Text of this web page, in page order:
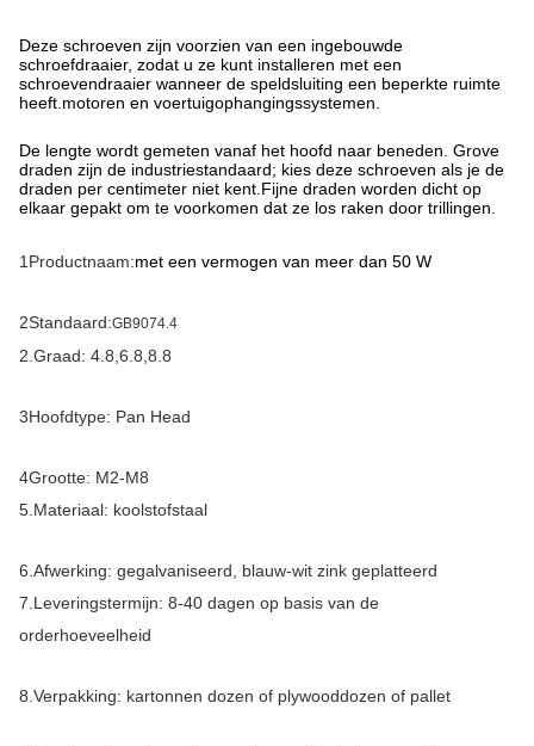
Deze schroeven zijn voorzien van een ingebouwde
schroefdraaier, zodat u ze kunt installeren met een
schroevendraaier wanneer de speldsluiting een beperkte ruimte
heeft.motoren en voertuigophangingssystemen.
De lengte wordt gemeten vanaf het hoofd naar beneden. Grove
draden zijn de industriestandaard; kies deze schroeven als je de
draden per centimeter niet kent.Fijne draden worden dicht op
elkaar gepakt om te voorkomen dat ze los raken door trillingen.
1Productnaam:met een vermogen van meer dan 50 W
2Standaard:GB9074.4
2. Graad: 4.8,6.8, 8.8
3Hoofdtype: Pan Head
4Grootte: M2-M8
5. Materiaal: koolstofstaal
6. Afwerking: gegalvaniseerd, blauw-wit zink geplatteerd
7. Leveringstermijn: 8-40 dagen op basis van de
orderhoeveelheid
8. Verpakking: kartonnen dozen of plywooddozen of pallet